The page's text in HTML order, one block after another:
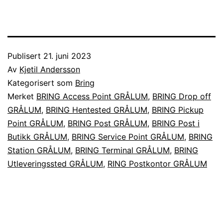
Publisert 21. juni 2023
Av Kjetil Andersson
Kategorisert som Bring
Merket BRING Access Point GRÅLUM, BRING Drop off
GRÅLUM, BRING Hentested GRÅLUM, BRING Pickup
Point GRÅLUM, BRING Post GRÅLUM, BRING Post i
Butikk GRÅLUM, BRING Service Point GRÅLUM, BRING
Station GRÅLUM, BRING Terminal GRÅLUM, BRING
Utleveringssted GRÅLUM, RING Postkontor GRÅLUM